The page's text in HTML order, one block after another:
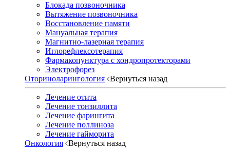
Блокада позвоночника
Вытяжение позвоночника
Восстановление памяти
Мануальная терапия
Магнитно-лазерная терапия
Иглорефлексотерапия
Фармакопунктура с хондропротекторами
Электрофорез
Оториноларингология Вернуться назад
Лечение отита
Лечение тонзиллита
Лечение фарингита
Лечение поллиноза
Лечение гайморита
Онкология Вернуться назад